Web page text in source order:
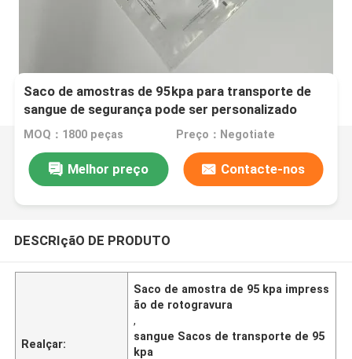
Saco de amostras de 95kpa para transporte de
sangue de segurança pode ser personalizado
MOQ：1800 peças Preço：Negotiate
Melhor preço Contacte-nos
DESCRIçãO DE PRODUTO
Realçar:
Saco de amostra de 95 kpa impress
ão de rotogravura
,
sangue Sacos de transporte de 95
kpa